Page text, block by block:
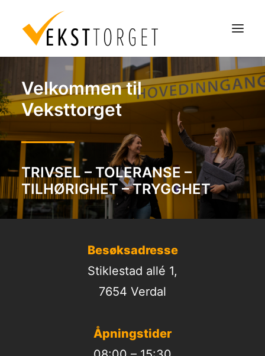
Om oss
Aktuelt
Våre tjenester
Service og produkter
Ansatte
Evalueringer
Kontakt
Velkommen til
Veksttorget
TRIVSEL – TOLERANSE –
TILHØRIGHET – TRYGGHET
Besøksadresse
Stiklestad allé 1,
7654 Verdal
Åpningstider